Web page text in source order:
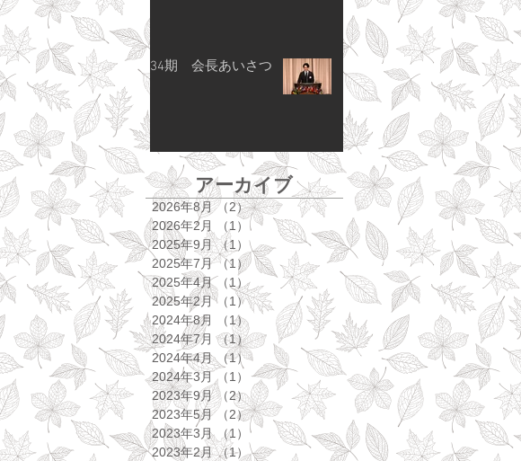
34期 会長あいさつ
アーカイブ
2026年8月 （2）2件の記事
2026年2月
（1） 1件の記事
2025年9月 （1） 1件の記事
2025年7月 （1）1件の記事
2025年4月
（1）1件の記事
2025年2月 （1）1件の記事
2024年8月
（1） 1件の記事
2024年7月 （1）1件の記事
2024年4月 （1）1件の記事
2024年3月 （1）
1件の記事
2023年9月 （2）2件の記事
2023年5月 （2）2件の記事
2023年3月
（1） 1件の記事
2023年2月 （1）1件の記事